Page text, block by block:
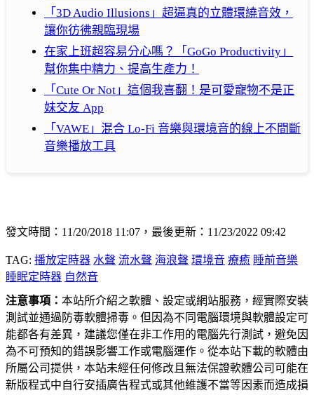
「3D Audio Illusions」超逼真的立體環繞音效，
讓你彷彿親臨現場
在家上班超容易分心嗎？「GoGo Productivity」
幫你集中精力、提高生產力！
「Cute Or Not」這個我喜翻！是可愛寵物不是正
妹交友 App
「VAWE」混合 Lo-Fi 音樂與環境音的線上不間斷
音樂播放工具
發文時間：11/20/2018 11:07，最後更新：11/23/2022 09:42
TAG: 播放定時器 水聲 流水聲 海浪聲 環境音 療癒 睡前音樂
睡眠定時器 自然音
注意事項： 本站所介紹之軟體、設定或網站服務，經實際安裝
測試並通過防毒軟體掃毒。但因為不同電腦環境與軟體設定可
能都各有差異，建議您僅在非工作用的電腦先行測試，避免因
為不可預知的錯誤影響工作或電腦運作。從本站下載的軟體由
所屬公司提供，本站未經任何修改且無法保證軟體公司可能在
新版程式中自行安插廣告程式或其他維護不當等因素而造成損